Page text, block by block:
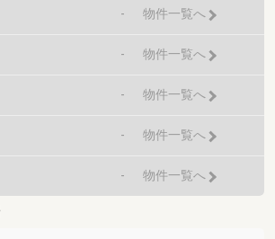
- 物件一覧へ
- 物件一覧へ
- 物件一覧へ
- 物件一覧へ
- 物件一覧へ